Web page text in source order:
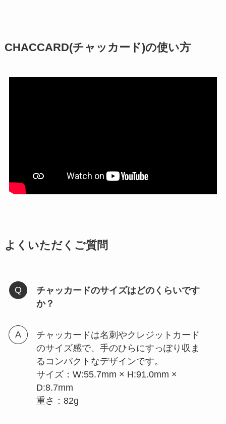
CHACCARD(チャッカード)の使い方
よくいただくご質問
チャッカードのサイズはどのくらいです
か？
チャッカードは名刺やクレジットカード
のサイズ感で、手のひらにすっぽり収ま
るコンパクトなデザインです。
サイズ：W:55.7mm × H:91.0mm ×
D:8.7mm
重さ：82g